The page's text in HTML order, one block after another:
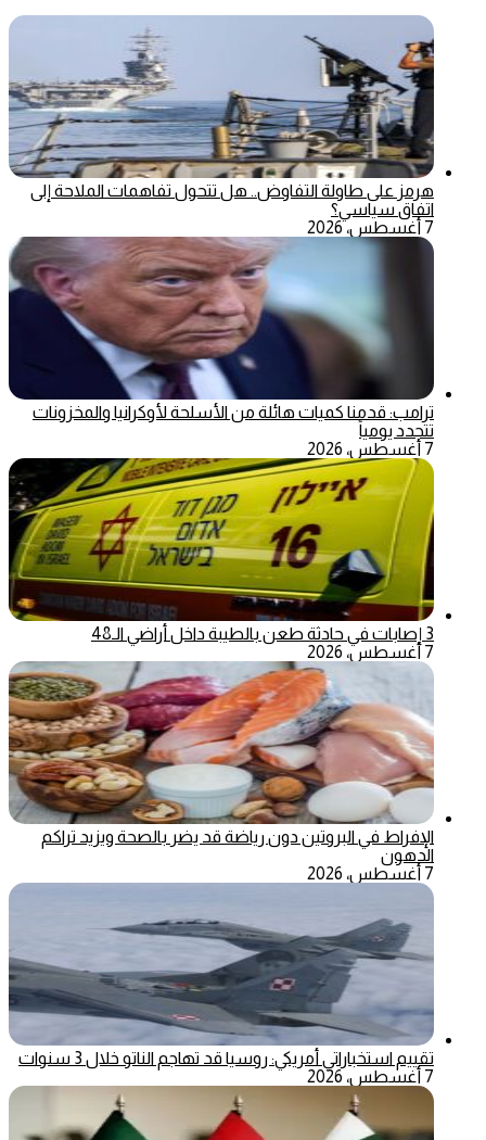
هرمز على طاولة التفاوض.. هل تتحول تفاهمات الملاحة إلى
اتفاق سياسي؟
7 أغسطس، 2026
ترامب: قدمنا كميات هائلة من الأسلحة لأوكرانيا والمخزونات
تتجدد يومياً
7 أغسطس، 2026
3 إصابات في حادثة طعن بالطيبة داخل أراضي الـ48
7 أغسطس، 2026
الإفراط في البروتين دون رياضة قد يضر بالصحة ويزيد تراكم
الدهون
7 أغسطس، 2026
تقييم استخباراتي أمريكي: روسيا قد تهاجم الناتو خلال 3 سنوات
7 أغسطس، 2026